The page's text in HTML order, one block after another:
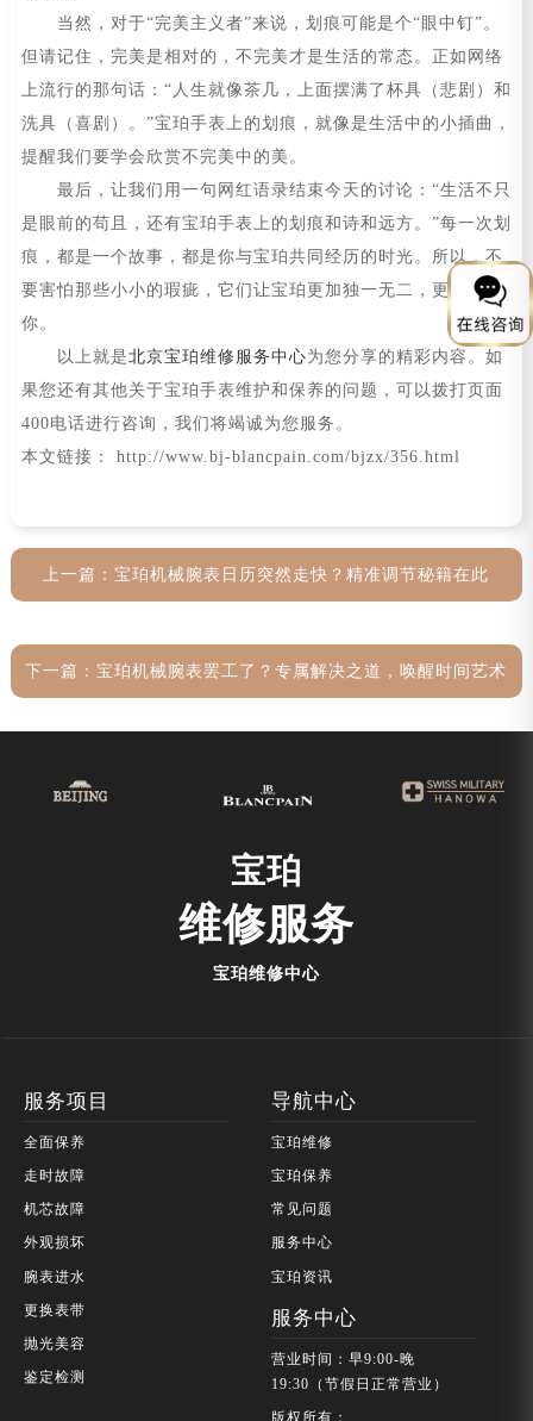
当然，对于“完美主义者”来说，划痕可能是个“眼中钉”。
但请记住，完美是相对的，不完美才是生活的常态。正如网络
上流行的那句话：“人生就像茶几，上面摆满了杯具（悲剧）和
洗具（喜剧）。”宝珀手表上的划痕，就像是生活中的小插曲，
提醒我们要学会欣赏不完美中的美。
最后，让我们用一句网红语录结束今天的讨论：“生活不只
是眼前的苟且，还有宝珀手表上的划痕和诗和远方。”每一次划
痕，都是一个故事，都是你与宝珀共同经历的时光。所以，不
要害怕那些小小的瑕疵，它们让宝珀更加独一无二，更加属于
你。
以上就是北京宝珀维修服务中心为您分享的精彩内容。如
果您还有其他关于宝珀手表维护和保养的问题，可以拨打页面
400电话进行咨询，我们将竭诚为您服务。
本文链接： http://www.bj-blancpain.com/bjzx/356.html
上一篇：宝珀机械腕表日历突然走快？精准调节秘籍在此
下一篇：宝珀机械腕表罢工了？专属解决之道，唤醒时间艺术
宝珀
维修服务
宝珀维修中心
服务项目
全面保养
走时故障
机芯故障
外观损坏
腕表进水
更换表带
抛光美容
鉴定检测
导航中心
宝珀维修
宝珀保养
常见问题
服务中心
宝珀资讯
服务中心
营业时间：早9:00-晚
19:30（节假日正常营业）
版权所有：